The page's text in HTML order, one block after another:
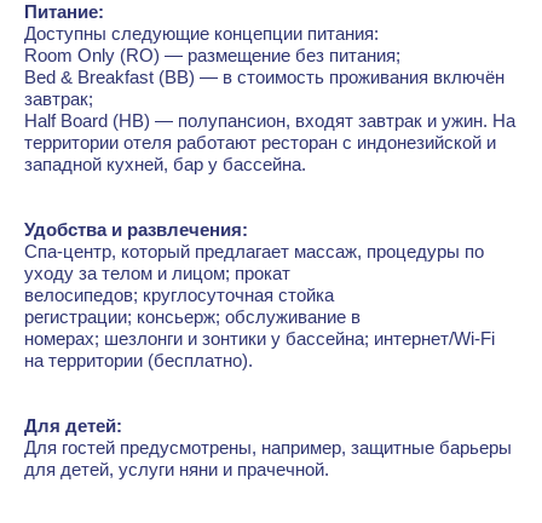
Питание:
Доступны следующие концепции питания:
Room Only (RO) — размещение без питания;
Bed & Breakfast (BB) — в стоимость проживания включён
завтрак;
Half Board (HB) — полупансион, входят завтрак и ужин. На
территории отеля работают ресторан с индонезийской и
западной кухней, бар у бассейна.
Удобства и развлечения:
Спа-центр, который предлагает массаж, процедуры по
уходу за телом и лицом; прокат
велосипедов; круглосуточная стойка
регистрации; консьерж; обслуживание в
номерах; шезлонги и зонтики у бассейна; интернет/Wi-Fi
на территории (бесплатно).
Для детей:
Для гостей предусмотрены, например, защитные барьеры
для детей, услуги няни и прачечной.